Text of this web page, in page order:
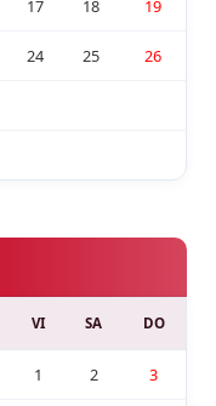
17 18 19
24 25 26
VI SA DO
1 2 3